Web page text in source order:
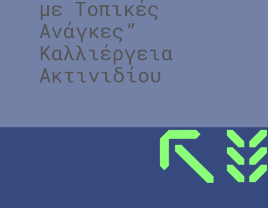
με Τοπικές
Ανάγκες”
Καλλιέργεια
Ακτινιδίου